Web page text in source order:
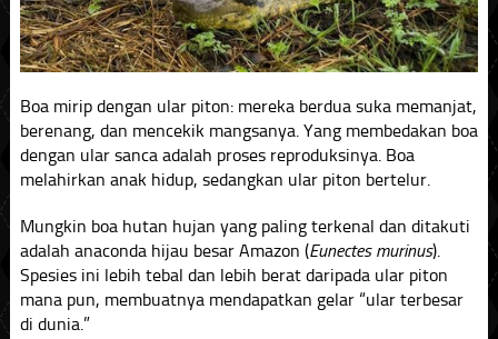
Boa mirip dengan ular piton: mereka berdua suka memanjat,
berenang, dan mencekik mangsanya. Yang membedakan boa
dengan ular sanca adalah proses reproduksinya. Boa
melahirkan anak hidup, sedangkan ular piton bertelur.
Mungkin boa hutan hujan yang paling terkenal dan ditakuti
adalah anaconda hijau besar Amazon (Eunectes murinus).
Spesies ini lebih tebal dan lebih berat daripada ular piton
mana pun, membuatnya mendapatkan gelar “ular terbesar
di dunia.”